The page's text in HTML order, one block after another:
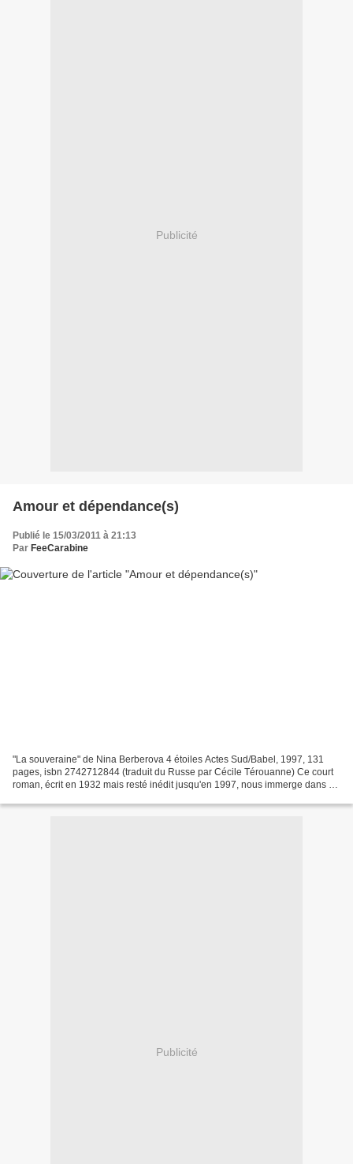
Publicité
Amour et dépendance(s)
Publié le 15/03/2011 à 21:13
Par FeeCarabine
"La souveraine" de Nina Berberova 4 étoiles Actes Sud/Babel, 1997, 131
pages, isbn 2742712844 (traduit du Russe par Cécile Térouanne) Ce court
roman, écrit en 1932 mais resté inédit jusqu'en 1997, nous immerge dans ce
Publicité